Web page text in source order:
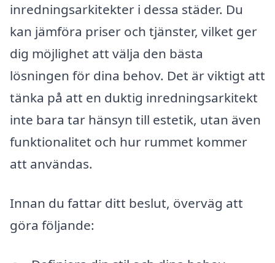
inredningsarkitekter i dessa städer. Du
kan jämföra priser och tjänster, vilket ger
dig möjlighet att välja den bästa
lösningen för dina behov. Det är viktigt att
tänka på att en duktig inredningsarkitekt
inte bara tar hänsyn till estetik, utan även
funktionalitet och hur rummet kommer
att användas.
Innan du fattar ditt beslut, överväg att
göra följande: